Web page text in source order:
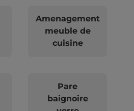
Amenagement
meuble de
cuisine
Pare
baignoire